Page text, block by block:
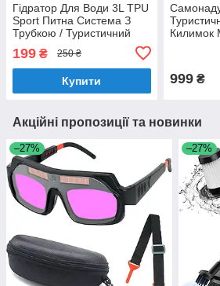
Гідратор Для Води 3L TPU
Sport Питна Система З
Трубкою / Туристичний
199 ₴ 250 ₴
Купити
Килимок
999₴
Акційні пропозиції та новинки
–27% –27%